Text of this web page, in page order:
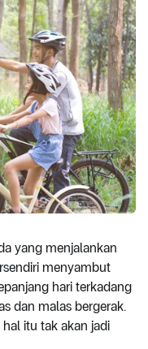
yang menjalankan
menyambut
hari terkadang
dan malas bergerak.
itu tak akan jadi